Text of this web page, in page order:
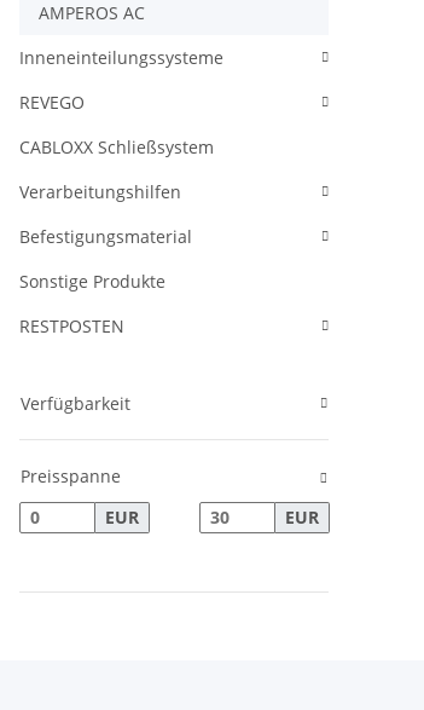
AMPEROS AC
Inneneinteilungssysteme
REVEGO
CABLOXX Schließsystem
Verarbeitungshilfen
Befestigungsmaterial
Sonstige Produkte
RESTPOSTEN
Verfügbarkeit
Preisspanne
EUR
EUR